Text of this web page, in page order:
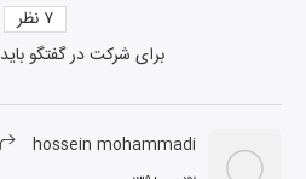
برای شرکت در گفتگو باید
۷ نظر
hossein mohammadi